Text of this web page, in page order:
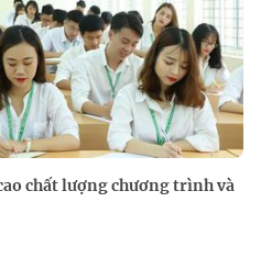
chất lượng chương trình và